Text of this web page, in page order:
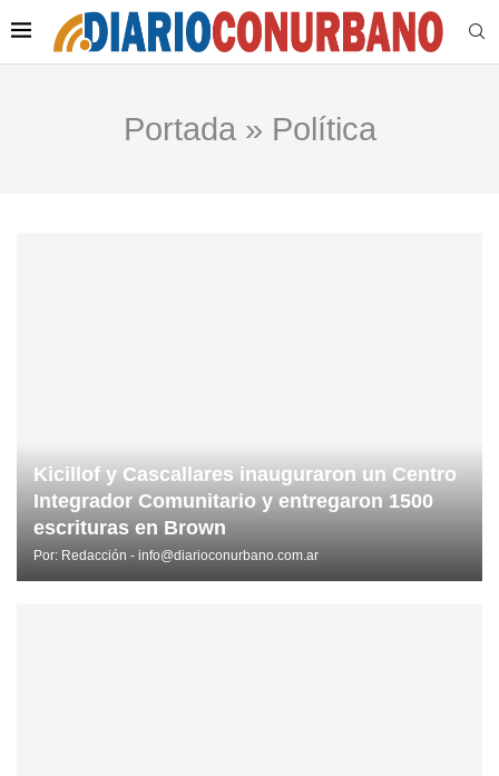
Portada» Política
Kicillof y Cascallares inauguraron un Centro
Integrador Comunitario y entregaron 1500
escrituras en Brown
Por: Redacción - info@diarioconurbano.com.ar